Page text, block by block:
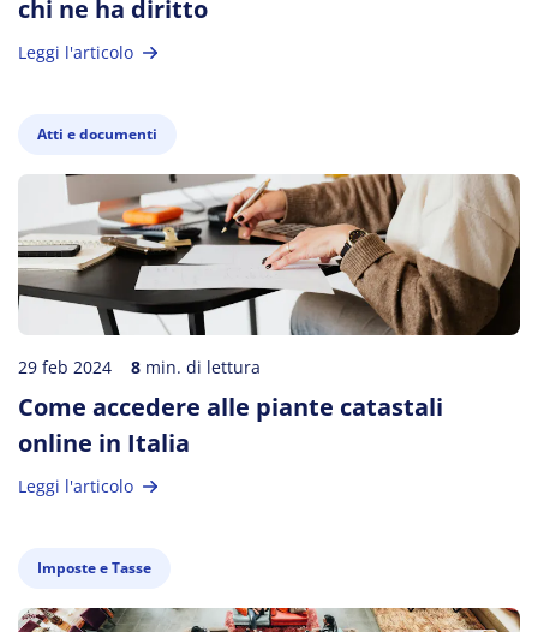
chi ne ha diritto
Leggi l'articolo
Atti e documenti
29 feb 2024 8 min. di lettura
Come accedere alle piante catastali
online in Italia
Leggi l'articolo
Imposte e Tasse